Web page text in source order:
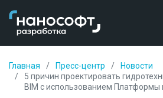
Главная Пресс-центр
Новости
5 причин проектировать
BIM с использованием Платформы